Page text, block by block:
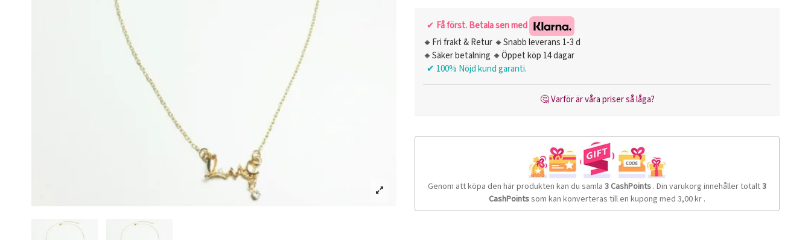
✔ Få först. Betala sen med
🔸Fri frakt & Retur 🔸Snabb leverans 1-3 d
🔸Säker betalning 🔸Öppet köp 14 dagar
✔ 100% Nöjd kund garanti.
🤔 Varför är våra priser så låga?
Genom att köpa den här produkten kan du samla 3 CashPoints . Din varukorg innehåller totalt3
CashPointssom kan konverteras till en kupong med 3,00 kr .